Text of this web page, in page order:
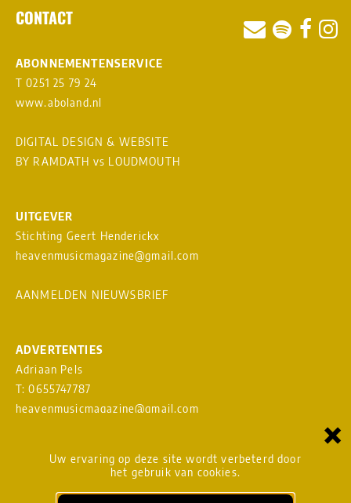
Uw ervaring op deze site wordt verbeterd door
het gebruik van cookies.
×
CONTACT
ABONNEMENTENSERVICE
T 0251 25 79 24
www.aboland.nl
DIGITAL DESIGN & WEBSITE
BY RAMDATH vs LOUDMOUTH
UITGEVER
Stichting Geert Henderickx
heavenmusicmagazine@gmail.com
AANMELDEN NIEUWSBRIEF
ADVERTENTIES
Adriaan Pels
T: 0655747787
heavenmusicmagazine@gmail.com